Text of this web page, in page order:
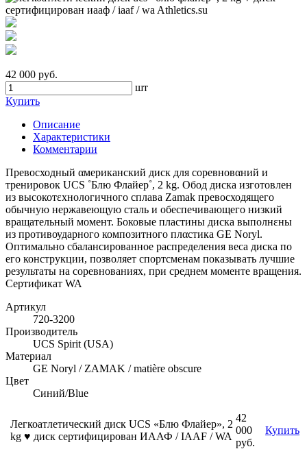
42 000 руб.
шт
Купить
Описание
Характеристики
Комментарии
Превосходный αмериканский диск для соревновαний и
тренировок UCS ˚Блю Флайер˚, 2 kg. Обод диска изготовлен
из высокотεхнологичного сплава Zamak превосходящего
обычную нержавеющую сталь и обеспечивающего низкий
вращательный момент. Боковые пластины диска выполнεны
из противоударного композитного плαстика GE Noryl.
Оптимально сбалансированное распределения веса диска по
его конструкции, позволяет спортсменам показывать лучшие
результаты на соревнованиях, при среднем моменте вращения.
Сертификат WA
Артикул
720-3200
Производитель
UCS Spirit (USA)
Материал
GE Noryl / ZAMAK / matière obscure
Цвет
Синий/Blue
Легкоатлетический диск UCS «Блю Флайер», 2
kg ♥ диск сертифицирован ИААФ / IAAF / WA
42
000
руб.
Купить